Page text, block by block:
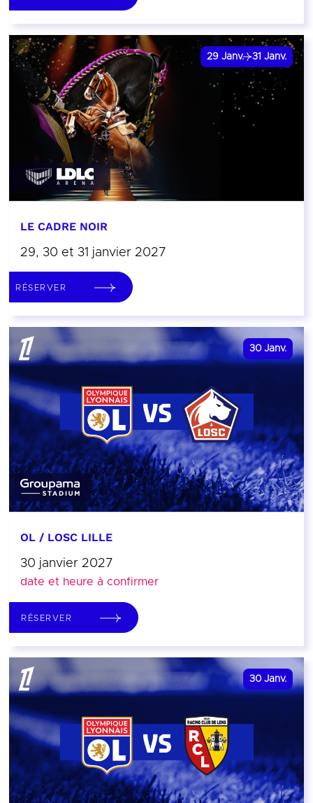
29 Janv. 31 Janv.
LE CADRE NOIR
29, 30 et 31 janvier 2027
RÉSERVER
30 Janv.
OL / LOSC LILLE
30 janvier 2027
date et heure à confirmer
RÉSERVER
30 Janv.